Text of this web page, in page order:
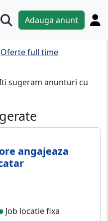
Adauga anunt
Oferte full time
sugeram anunturi cu
angajeaza
Job locatie fixa